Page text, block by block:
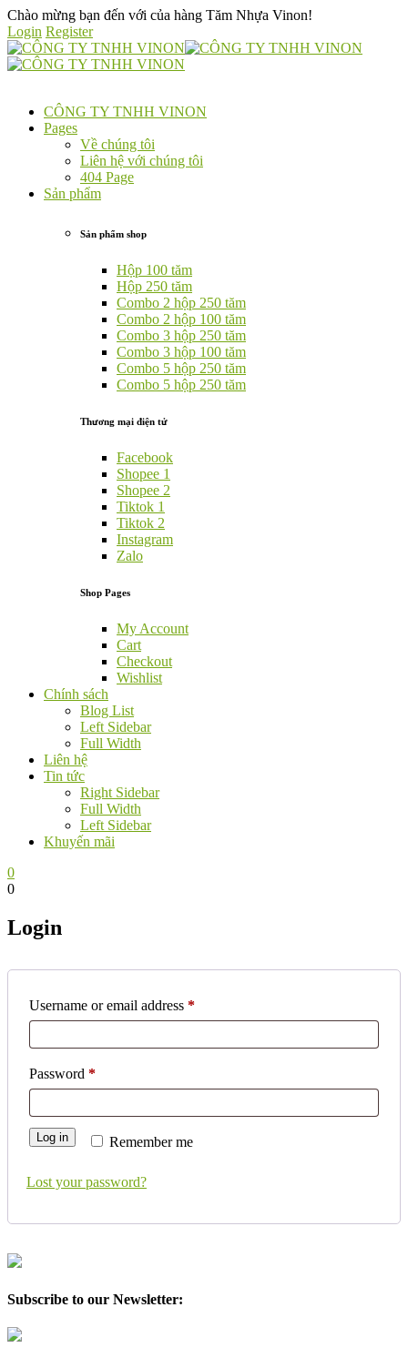
Chào mừng bạn đến với của hàng Tăm Nhựa Vinon!
Login Register
CÔNG TY TNHH VINON
Pages
Về chúng tôi
Liên hệ với chúng tôi
404 Page
Sản phẩm
Sản phẩm shop
Hộp 100 tăm
Hộp 250 tăm
Combo 2 hộp 250 tăm
Combo 2 hộp 100 tăm
Combo 3 hộp 250 tăm
Combo 3 hộp 100 tăm
Combo 5 hộp 250 tăm
Combo 5 hộp 250 tăm
Thương mại điện tử
Facebook
Shopee 1
Shopee 2
Tiktok 1
Tiktok 2
Instagram
Zalo
Shop Pages
My Account
Cart
Checkout
Wishlist
Chính sách
Blog List
Left Sidebar
Full Width
Liên hệ
Tin tức
Right Sidebar
Full Width
Left Sidebar
Khuyến mãi
0
0
Login
Username or email address *Required
Password *Required
Remember me
Log in
Lost your password?
Subscribe to our Newsletter: